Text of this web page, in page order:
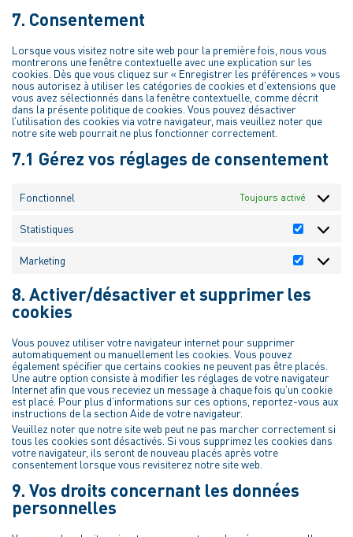
7. Consentement
Lorsque vous visitez notre site web pour la première fois, nous vous
montrerons une fenêtre contextuelle avec une explication sur les
cookies. Dès que vous cliquez sur « Enregistrer les préférences » vous
nous autorisez à utiliser les catégories de cookies et d’extensions que
vous avez sélectionnés dans la fenêtre contextuelle, comme décrit
dans la présente politique de cookies. Vous pouvez désactiver
l’utilisation des cookies via votre navigateur, mais veuillez noter que
notre site web pourrait ne plus fonctionner correctement.
7.1 Gérez vos réglages de consentement
Fonctionnel Toujours activé
Statistiques
Marketing
Marketing
8. Activer/désactiver et supprimer les
cookies
Vous pouvez utiliser votre navigateur internet pour supprimer
automatiquement ou manuellement les cookies. Vous pouvez
également spécifier que certains cookies ne peuvent pas être placés.
Une autre option consiste à modifier les réglages de votre navigateur
Internet afin que vous receviez un message à chaque fois qu’un cookie
est placé. Pour plus d’informations sur ces options, reportez-vous aux
instructions de la section Aide de votre navigateur.
Veuillez noter que notre site web peut ne pas marcher correctement si
tous les cookies sont désactivés. Si vous supprimez les cookies dans
votre navigateur, ils seront de nouveau placés après votre
consentement lorsque vous revisiterez notre site web.
9. Vos droits concernant les données
personnelles